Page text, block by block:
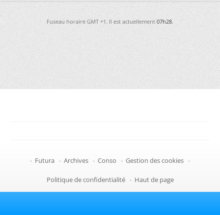
Fuseau horaire GMT +1. Il est actuellement07h28.
- Futura - Archives - Conso - Gestion des cookies -
Politique de confidentialité - Haut de page